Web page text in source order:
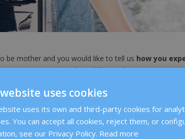
be mother and you would like to tell us how you
in our centre and you’d like to share your
blog’s readers? Send us your text to
story inspire other women! *
uses cookies
uses its own and third-party cookies for
You can accept all cookies, reject them, or
see our Privacy Policy. Read more